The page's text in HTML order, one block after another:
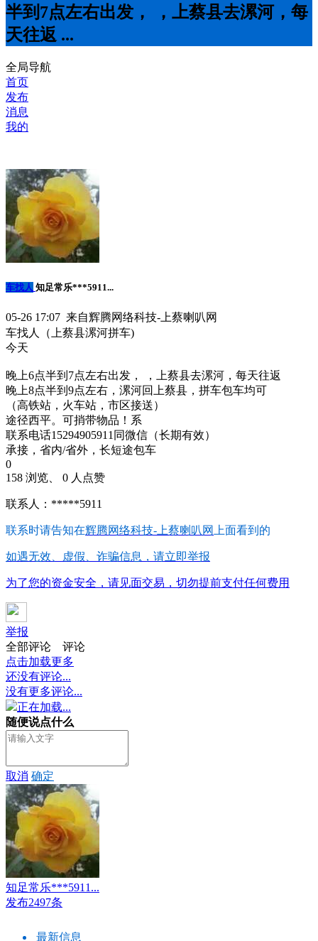
半到7点左右出发， ，上蔡县去漯河，每
天往返 ...
全局导航
首页
发布
消息
我的
车找人 知足常乐***5911...
05-26 17:07 来自辉腾网络科技-上蔡喇叭网
车找人（上蔡县漯河拼车)
今天
晚上6点半到7点左右出发， ，上蔡县去漯河，每天往返
晚上8点半到9点左右，漯河回上蔡县，拼车包车均可
（高铁站，火车站，市区接送）
途径西平。可捎带物品！系
联系电话15294905911同微信（长期有效）
承接，省内/省外，长短途包车
0
158 浏览、 0 人点赞
联系人：*****5911
联系时请告知在辉腾网络科技-上蔡喇叭网 上面看到的
如遇无效、虚假、诈骗信息，请立即举报
为了您的资金安全，请见面交易，切勿提前支付任何费用
举报
全部评论
评论
点击加载更多
还没有评论...
没有更多评论...
正在加载...
随便说点什么
取消 确定
知足常乐***5911...
发布2497条
最新信息